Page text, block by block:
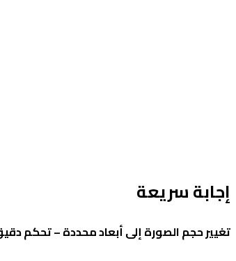
إجابة سريعة
تغيير حجم الصورة إلى أبعاد محددة – تحكم